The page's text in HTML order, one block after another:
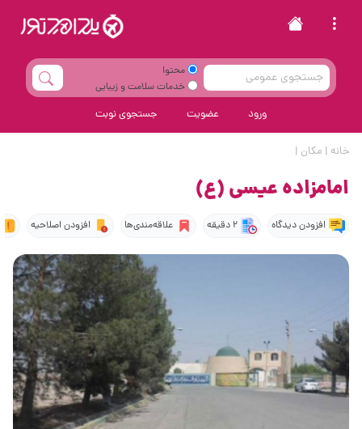
محتوا
خدمات سلامت و زیبایی
ورود عضویت جستجوی نوبت
خانه | مکان |
امامزاده عیسی (ع)
افزودن دیدگاه 2 دقیقه علاقه‌مندی‌ها افزودن اصلاحیه